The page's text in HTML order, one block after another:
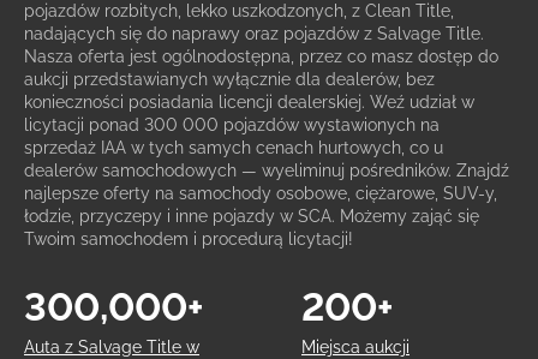
pojazdów rozbitych, lekko uszkodzonych, z Clean Title,
nadających się do naprawy oraz pojazdów z Salvage Title.
Nasza oferta jest ogólnodostępna, przez co masz dostęp do
aukcji przedstawianych wyłącznie dla dealerów, bez
konieczności posiadania licencji dealerskiej. Weź udział w
licytacji ponad 300 000 pojazdów wystawionych na
sprzedaż IAA w tych samych cenach hurtowych, co u
dealerów samochodowych — wyeliminuj pośredników. Znajdź
najlepsze oferty na samochody osobowe, ciężarowe, SUV-y,
łodzie, przyczepy i inne pojazdy w SCA. Możemy zająć się
Twoim samochodem i procedurą licytacji!
Auta z Salvage Title w
300,000+
Miejsca aukcji
200+